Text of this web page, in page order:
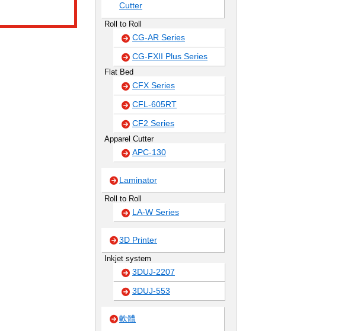
Cutter
Roll to Roll
CG-AR Series
CG-FXII Plus Series
Flat Bed
CFX Series
CFL-605RT
CF2 Series
Apparel Cutter
APC-130
Laminator
Roll to Roll
LA-W Series
3D Printer
Inkjet system
3DUJ-2207
3DUJ-553
軟體